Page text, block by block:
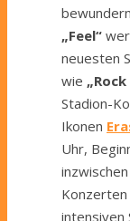
„Feel“
neuesten
wie „Rock
Stadion-
Ikonen
Uhr,
intensiven